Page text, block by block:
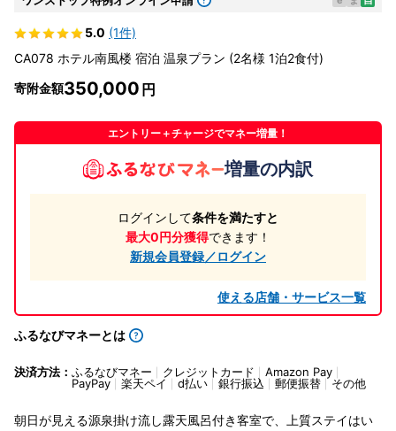
5.0 (1件)
CA078 ホテル南風楼 宿泊 温泉プラン (2名様 1泊2食付)
寄附金額350,000
エントリー＋チャージでマネー増量！
増量の内訳
ログインして条件を満たすと
最大0円分獲得できます！
新規会員登録／ログイン
使える店舗・サービス一覧
ふるなびマネーとは
決済方法： ふるなびマネー クレジットカード
Amazon Pay
PayPay
楽天ペイ d払い 銀行振込 郵便振替 その他
朝日が見える源泉掛け流し露天風呂付き客室で、上質ステイはい